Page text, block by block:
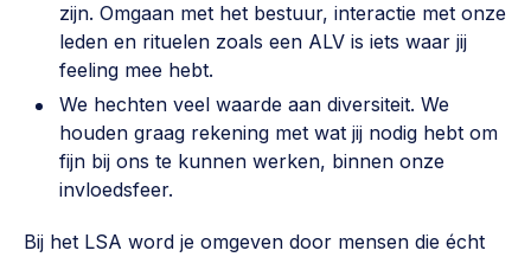
zijn. Omgaan met het bestuur, interactie met onze
leden en rituelen zoals een ALV is iets waar jij
feeling mee hebt.
We hechten veel waarde aan diversiteit. We
houden graag rekening met wat jij nodig hebt om
fijn bij ons te kunnen werken, binnen onze
invloedsfeer.
Bij het LSA word je omgeven door mensen die écht